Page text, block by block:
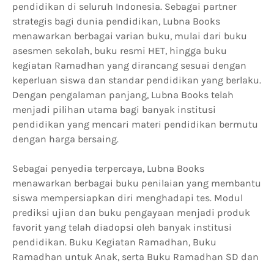
pendidikan di seluruh Indonesia. Sebagai partner
strategis bagi dunia pendidikan, Lubna Books
menawarkan berbagai varian buku, mulai dari buku
asesmen sekolah, buku resmi HET, hingga buku
kegiatan Ramadhan yang dirancang sesuai dengan
keperluan siswa dan standar pendidikan yang berlaku.
Dengan pengalaman panjang, Lubna Books telah
menjadi pilihan utama bagi banyak institusi
pendidikan yang mencari materi pendidikan bermutu
dengan harga bersaing.
Sebagai penyedia terpercaya, Lubna Books
menawarkan berbagai buku penilaian yang membantu
siswa mempersiapkan diri menghadapi tes. Modul
prediksi ujian dan buku pengayaan menjadi produk
favorit yang telah diadopsi oleh banyak institusi
pendidikan. Buku Kegiatan Ramadhan, Buku
Ramadhan untuk Anak, serta Buku Ramadhan SD dan